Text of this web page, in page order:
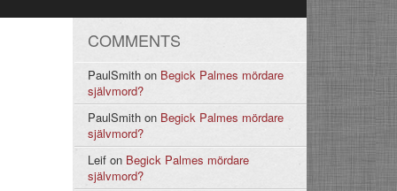
COMMENTS
PaulSmithon Begick Palmes mördare
självmord?
PaulSmithon Begick Palmes mördare
självmord?
Leifon Begick Palmes mördare
självmord?